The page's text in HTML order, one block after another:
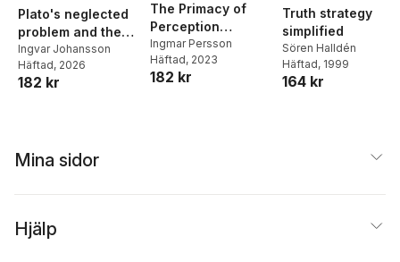
Plato's neglected
problem and the
property view of
numbers : back to
Euclid with some
Ingvar Johansson
Häftad, 2026
182 kr
The Primacy of
Perception
Revisited
Ingmar Persson
Häftad, 2023
182 kr
Truth strategy
simplified
Sören Halldén
Häftad, 1999
164 kr
Mina sidor
Hjälp